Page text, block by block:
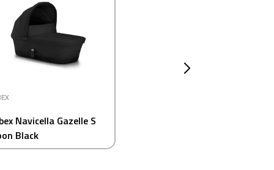
Navicella Gazelle S
Black